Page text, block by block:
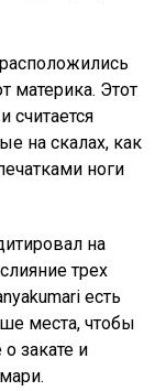
материка. Этот
считается
на скалах, как
ноги
на
трех
есть
места, чтобы
закате и